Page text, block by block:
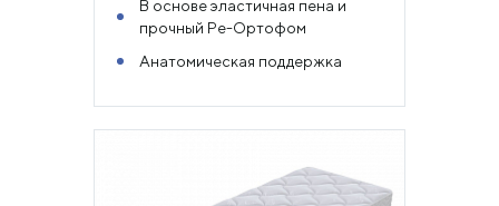
В основе эластичная пена и
прочный Ре-Ортофом
Анатомическая поддержка